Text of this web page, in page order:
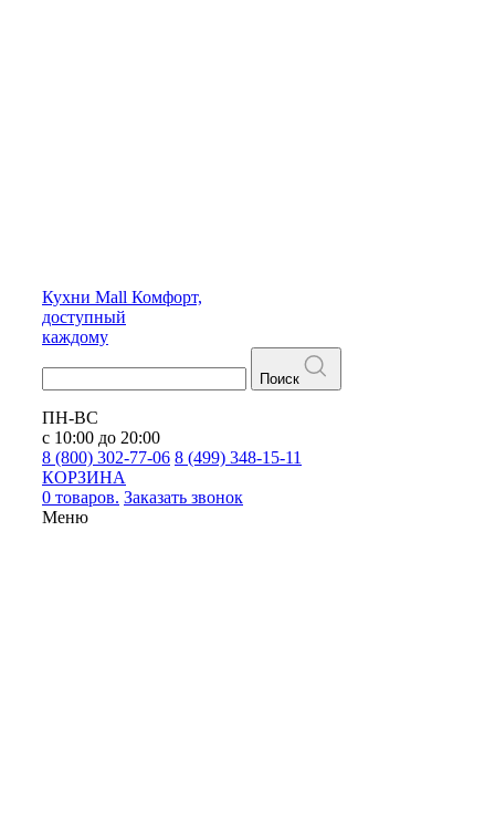
Кухни Mall Комфорт,
доступный
каждому
Поиск
ПН-ВС
с 10:00 до 20:00
8 (800) 302-77-06 8 (499) 348-15-11
КОРЗИНА
0 товаров. Заказать звонок
Меню